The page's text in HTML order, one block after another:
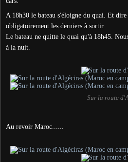
A 18h30 le bateau s'éloigne du quai. Et
obligatoirement les derniers à sortir.
Le bateau ne quitte le quai qu'à 18h45.
à la nuit.
Sur la route
Au revoir Maroc......